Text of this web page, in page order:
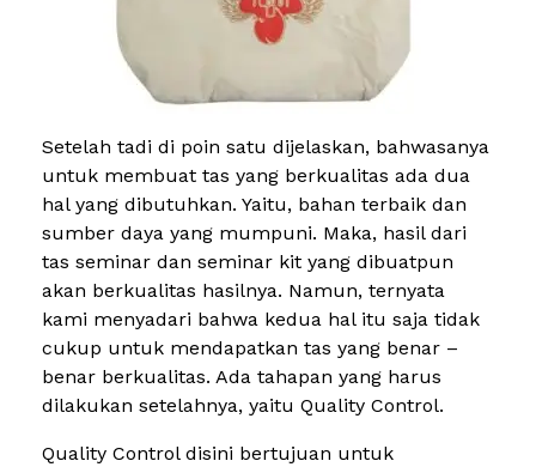
Setelah tadi di poin satu dijelaskan, bahwasanya
untuk membuat tas yang berkualitas ada dua
hal yang dibutuhkan. Yaitu, bahan terbaik dan
sumber daya yang mumpuni. Maka, hasil dari
tas seminar dan seminar kit yang dibuatpun
akan berkualitas hasilnya. Namun, ternyata
kami menyadari bahwa kedua hal itu saja tidak
cukup untuk mendapatkan tas yang benar –
benar berkualitas. Ada tahapan yang harus
dilakukan setelahnya, yaitu Quality Control.
Quality Control disini bertujuan untuk